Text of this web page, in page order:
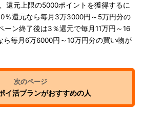
還元上限の5000ポイントを獲得するに
％還元なら毎月3万3000円～5万円分の
ーン終了後は3％還元で毎月11万円～16
ら毎月6万6000円～10万円分の買い物が
イ活プランがおすすめの人